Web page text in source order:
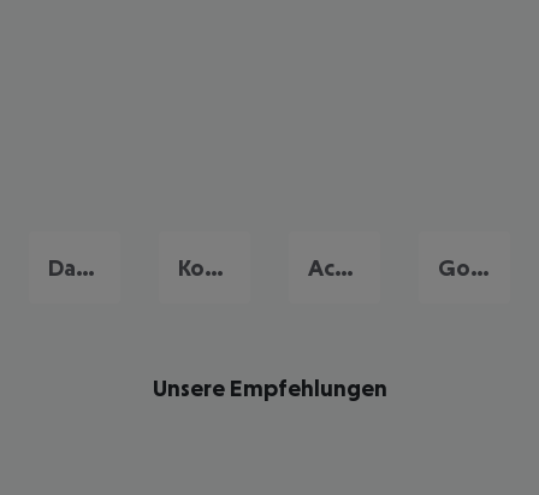
Dassia Korfu Stadt Acharavi Gouvia
Unsere Empfehlungen